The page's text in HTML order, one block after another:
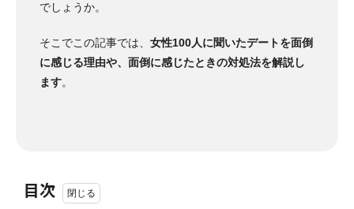
でしょうか。
そこでこの記事では、 女性100人に聞いたデートを面倒
に感じる理由や、面倒に感じたときの対処法を解説し
ます。
目次